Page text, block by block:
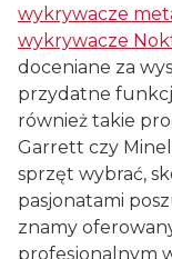
wykrywacze
wykrywacze
doceniane za
przydatne
również takie
Garrett czy
sprzęt wybrać,
pasjonatami
znamy
profesjonalnym